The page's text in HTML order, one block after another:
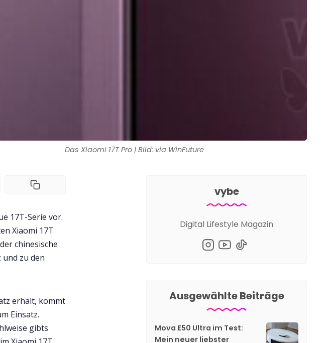
Das Xiaomi 17T Pro | Bild: via WinFuture
17T-Serie vor.
Xiaomi 17T
chinesische
zu den
erhält, kommt
Einsatz.
gibts
vybe
Digital Lifestyle Magazin
Ausgewählte Beiträge
Mova E50 Ultra im Test:
Mein neuer liebster